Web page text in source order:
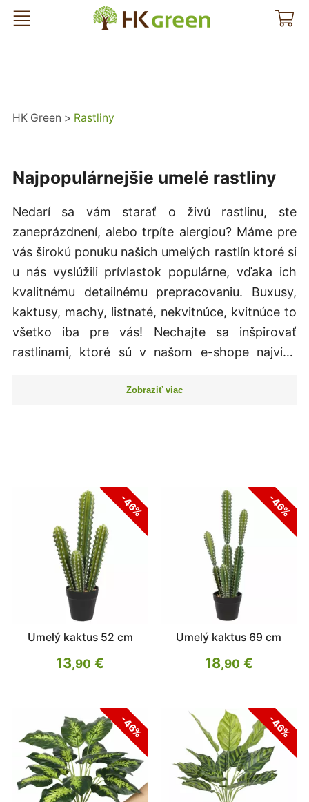
HK Green
HK Green Rastliny
Najpopulárnejšie umelé rastliny
Nedarí sa vám starať o živú rastlinu, ste
zaneprázdnení, alebo trpíte alergiou? Máme pre
vás širokú ponuku našich umelých rastlín ktoré si
u nás vyslúžili prívlastok populárne, vďaka ich
kvalitnému detailnému prepracovaniu. Buxusy,
kaktusy, machy, listnaté, nekvitnúce, kvitnúce to
všetko iba pre vás! Nechajte sa inšpirovať
rastlinami, ktoré sú v našom e-shope najviac
vybrať z našej ponuky umelých rastlín, ktoré
súčasťou každého moderného interiéru.
Nechajte si poradiť od našich zákazníkov a
prezrite si zoradenie našich umelých rastlín od
tých najpopulárnejších, ktoré sa stali pre našich
zákazníkov tou najobľúbenejšou voľbou.
-46%
Umelý kaktus 52 cm
13,90 €
-46%
Umelý kaktus 69 cm
18,90 €
-46% -46%